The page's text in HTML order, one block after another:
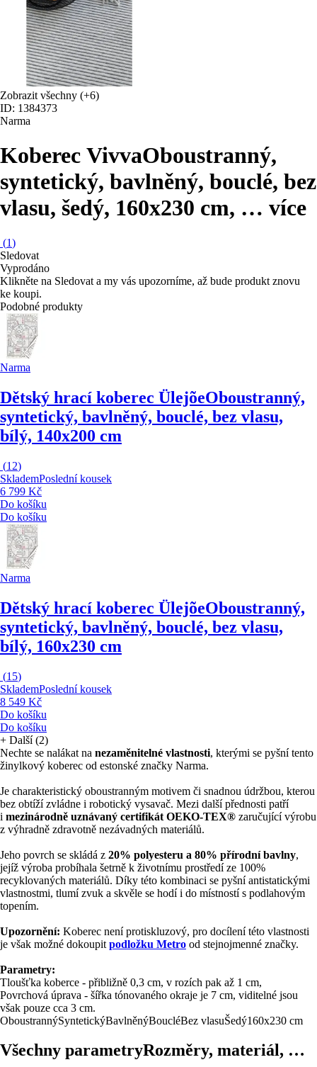
Zobrazit všechny (+6)
ID: 1384373
Narma
Koberec VivvaOboustranný,
syntetický, bavlněný, bouclé, bez
vlasu, šedý, 160x230 cm, … více
(1)
Sledovat
Vyprodáno
Klikněte na Sledovat a my vás upozorníme, až bude produkt znovu
ke koupi.
Podobné produkty
Narma
Dětský hrací koberec ÜlejõeOboustranný,
syntetický, bavlněný, bouclé, bez vlasu,
bílý, 140x200 cm
(12)
SklademPoslední kousek
6 799 Kč
Do košíku
Do košíku
Narma
Dětský hrací koberec ÜlejõeOboustranný,
syntetický, bavlněný, bouclé, bez vlasu,
bílý, 160x230 cm
(15)
SklademPoslední kousek
8 549 Kč
Do košíku
Do košíku
+ Další (2)
Nechte se nalákat na nezaměnitelné vlastnosti, kterými se pyšní tento
žinylkový koberec od estonské značky Narma.
Je charakteristický oboustranným motivem či snadnou údržbou, kterou
bez obtíží zvládne i robotický vysavač. Mezi další přednosti patří
i mezinárodně uznávaný certifikát OEKO-TEX® zaručující výrobu
z výhradně zdravotně nezávadných materiálů.
Jeho povrch se skládá z 20% polyesteru a 80% přírodní bavlny,
jejíž výroba probíhala šetrně k životnímu prostředí ze 100%
recyklovaných materiálů. Díky této kombinaci se pyšní antistatickými
vlastnostmi, tlumí zvuk a skvěle se hodí i do místností s podlahovým
topením.
Upozornění: Koberec není protiskluzový, pro docílení této vlastnosti
je však možné dokoupit podložku Metro od stejnojmenné značky.
Parametry:
Tloušťka koberce - přibližně 0,3 cm, v rozích pak až 1 cm,
Povrchová úprava - šířka tónovaného okraje je 7 cm, viditelné jsou
však pouze cca 3 cm.
OboustrannýSyntetickýBavlněnýBoucléBez vlasuŠedý160x230 cm
Všechny parametryRozměry, materiál, …